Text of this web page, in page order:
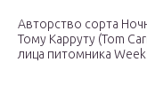
Авторство сорта
Тому Карруту (Tom
лица питомника